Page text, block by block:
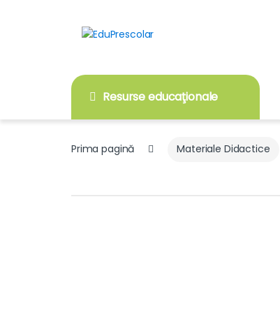
Resurse educaţionale
Prima pagină Materiale Didactice